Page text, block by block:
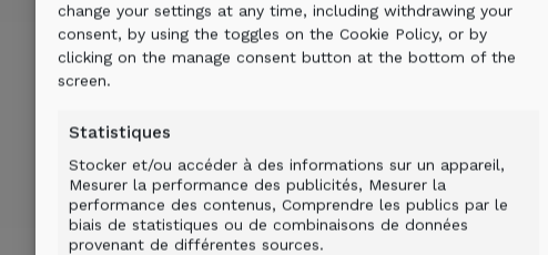
change your settings at any time, including withdrawing your
consent, by using the toggles on the Cookie Policy, or by
clicking on the manage consent button at the bottom of the
screen.
Statistiques
Stocker et/ou accéder à des informations sur un appareil,
Mesurer la performance des publicités, Mesurer la
performance des contenus, Comprendre les publics par le
biais de statistiques ou de combinaisons de données
provenant de différentes sources.